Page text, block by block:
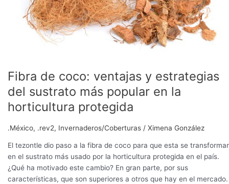
Fibra de coco: ventajas y estrategias
del sustrato más popular en la
horticultura protegida
.México, .rev2, Invernaderos/Coberturas / Ximena González
El tezontle dio paso a la fibra de coco para que esta se
en el sustrato más usado por la horticultura protegida en el país.
¿Qué ha motivado este cambio? En gran parte, por sus
características, que son superiores a otros que hay en el mercado.
popular